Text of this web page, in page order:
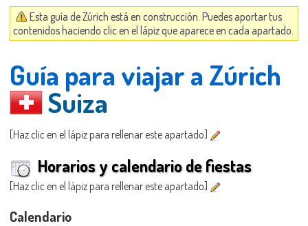
Esta guía de Zúrich está en construcción. Puedes aportar tus
contenidos haciendo clic en el lápiz que aparece en cada apartado.
Guía para viajar a Zúrich
Suiza
[Haz clic en el lápiz para rellenar este apartado]
Horarios y calendario de fiestas
[Haz clic en el lápiz para rellenar este apartado]
Calendario